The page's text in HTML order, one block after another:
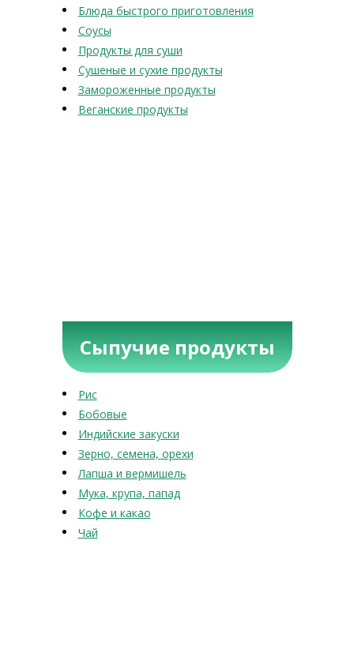
Блюда быстрого приготовления
Соусы
Продукты для суши
Сушеные и сухие продукты
Замороженные продукты
Веганские продукты
Сыпучие продукты
Рис
Бобовые
Индийские закуски
Зерно, семена, орехи
Лапша и вермишель
Мука, крупа, папад
Кофе и какао
Чай